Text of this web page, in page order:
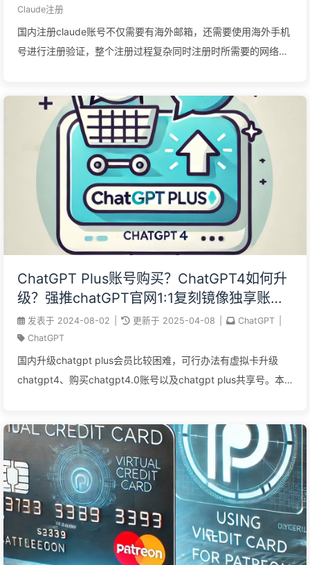
Claude注册
国内注册claude账号不仅需要有海外邮箱，还需要使用海外手机
号进行注册验证，整个注册过程复杂同时注册时所需要的网络环
ChatGPT Plus账号购买？ChatGPT4如何升
级？强推chatGPT官网1:1复刻镜像独享账
号！
发表于 2024-08-02 更新于 2025-04-08 ChatGPT
ChatGPT
国内升级chatgpt plus会员比较困难，可行办法有虚拟卡升级
chatgpt4、购买chatgpt4.0账号以及chatgpt plus共享号。本